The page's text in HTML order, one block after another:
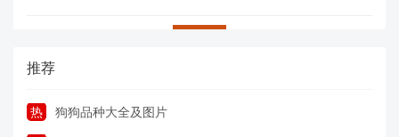
推荐
热 狗狗品种大全及图片